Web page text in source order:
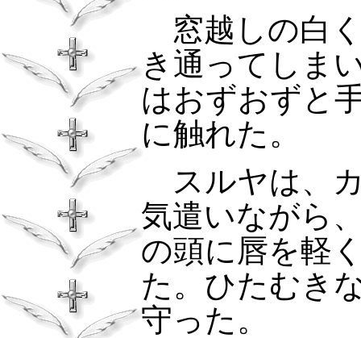
窓越しの白
き通ってしま
はおずおずと
に触れた。
スルヤは、
気遣いながら
の頭に唇を軽
た。ひたむき
守った。